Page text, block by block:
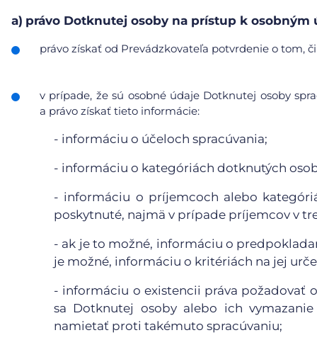
a) právo Dotknutej osoby na prístup k osobným
právo získať od Prevádzkovateľa potvrdenie o tom,
v prípade, že sú osobné údaje Dotknutej osoby
a právo získať tieto informácie:
- informáciu o účeloch spracúvania;
- informáciu o kategóriách dotknutých
- informáciu o príjemcoch alebo
poskytnuté, najmä v prípade príjemcov v
- ak je to možné, informáciu o
je možné, informáciu o kritériách na jej
- informáciu o existencii práva požadovať
sa Dotknutej osoby alebo ich
namietať proti takémuto spracúvaniu;